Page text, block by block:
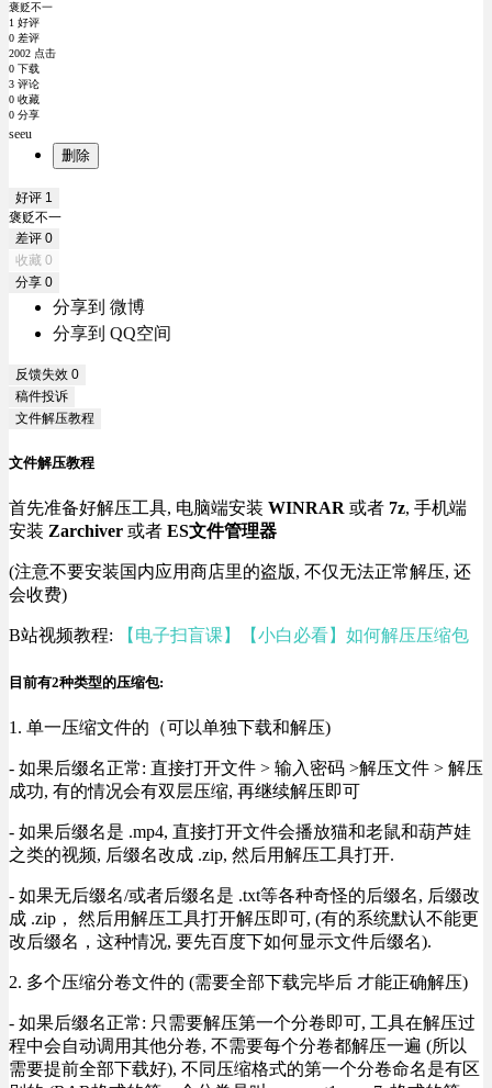
褒贬不一
1 好评
0 差评
2002 点击
0 下载
3 评论
0 收藏
0 分享
seeu
删除
好评 1
褒贬不一
差评 0
收藏 0
分享 0
分享到 微博
分享到 QQ空间
反馈失效 0
稿件投诉
文件解压教程
文件解压教程
首先准备好解压工具, 电脑端安装 WINRAR 或者 7z, 手机端
安装 Zarchiver 或者 ES文件管理器
(注意不要安装国内应用商店里的盗版, 不仅无法正常解压, 还
会收费)
B站视频教程: 【电子扫盲课】【小白必看】如何解压压缩包
目前有2种类型的压缩包:
1. 单一压缩文件的（可以单独下载和解压)
- 如果后缀名正常: 直接打开文件 > 输入密码 >解压文件 > 解压
成功, 有的情况会有双层压缩, 再继续解压即可
- 如果后缀名是 .mp4, 直接打开文件会播放猫和老鼠和葫芦娃
之类的视频, 后缀名改成 .zip, 然后用解压工具打开.
- 如果无后缀名/或者后缀名是 .txt等各种奇怪的后缀名, 后缀改
成 .zip， 然后用解压工具打开解压即可, (有的系统默认不能更
改后缀名，这种情况, 要先百度下如何显示文件后缀名).
2. 多个压缩分卷文件的 (需要全部下载完毕后 才能正确解压)
- 如果后缀名正常: 只需要解压第一个分卷即可, 工具在解压过
程中会自动调用其他分卷, 不需要每个分卷都解压一遍 (所以
需要提前全部下载好), 不同压缩格式的第一个分卷命名是有区